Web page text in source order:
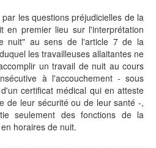
les questions préjudicielles de la
en premier lieu sur l'interprétation
nuit" au sens de l'article 7 de la
les travailleuses allaitantes ne
un travail de nuit au cours
à l'accouchement - sous
certificat médical qui en atteste
de leur sécurité ou de leur santé -,
seulement des fonctions de la
horaires de nuit.